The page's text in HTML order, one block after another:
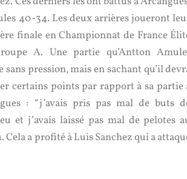
40-34. Les deux arrières joueront
finale en Championnat de France
A. Une partie qu’Antton
sans pression, mais en sachant qu’il
certains points par rapport à sa partie
: “j’avais pris pas mal de buts
et j’avais laissé pas mal de pelotes
Cela a profité à Luis Sanchez qui a